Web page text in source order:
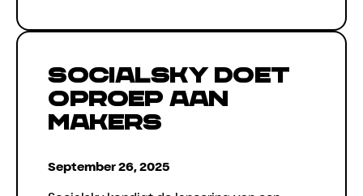
Socialsky doet
oproep aan
makers
September 26, 2025